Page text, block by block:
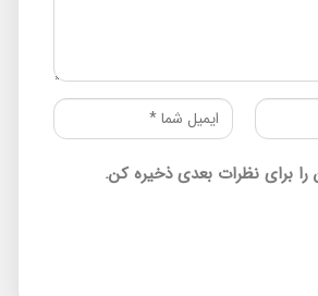
نظرات بعدی ذخیره کن.